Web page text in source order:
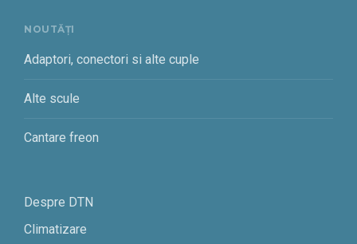
NOUTĂȚI
Adaptori, conectori si alte cuple
Alte scule
Cantare freon
Despre DTN
Climatizare